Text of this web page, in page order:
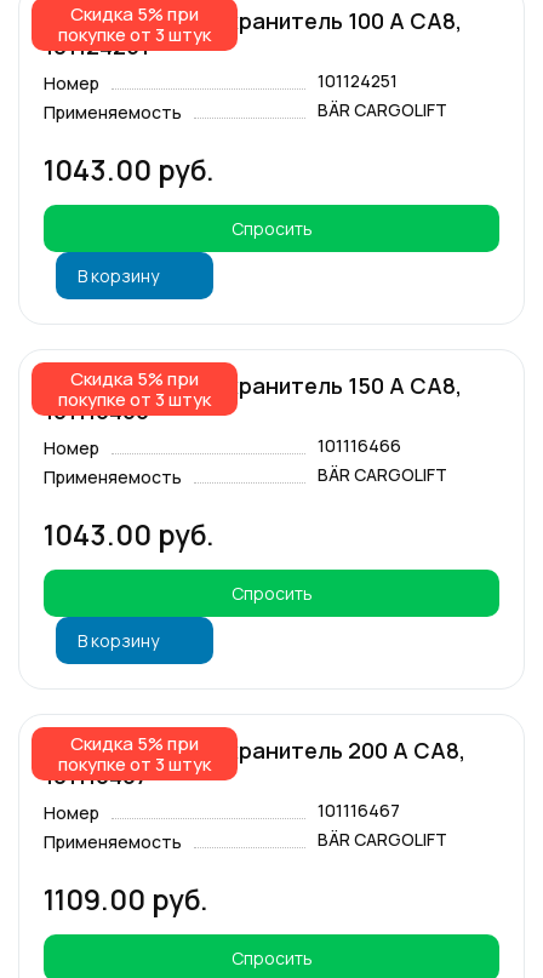
Скидка 5% при
покупке от 3 штук
Основной предохранитель 100 А СА8,
101124251
Номер
101124251
Применяемость
BÄR CARGOLIFT
1043.00 руб.
Спросить
В корзину
Скидка 5% при
покупке от 3 штук
Основной предохранитель 150 А СА8,
101116466
Номер
101116466
Применяемость
BÄR CARGOLIFT
1043.00 руб.
Спросить
В корзину
Скидка 5% при
покупке от 3 штук
Основной предохранитель 200 А СА8,
101116467
Номер
101116467
Применяемость
BÄR CARGOLIFT
1109.00 руб.
Спросить